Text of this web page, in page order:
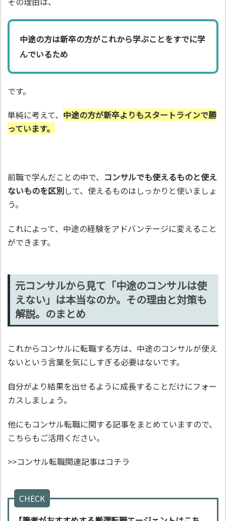
中途の方は新卒の方がこれから学ぶことをすでに学
んでいるため
です。
単純に考えて、 中途の方が新卒よりもスタートラインで勝
っています。
前職で学んだことの中で、 コンサルでも使えるものと使え
ないものを区別して、使えるものはしっかりと使いましょ
う。
これによって、中途の経験をアドバンテージに変えること
ができます。
元コンサルから見て「中途のコンサルは使
えない」は本当なのか。その理由と対策も
解説。のまとめ
これからコンサルに転職する方は、中途のコンサルが使え
ないという言葉を気にしすぎる必要はないです。
自分がより結果を出せるように成長することだけにフォー
カスしましょう。
他にもコンサル転職に関する記事をまとめていますので、
こちらもご活用ください。
>>コンサル転職関連記事はコチラ
CHECK